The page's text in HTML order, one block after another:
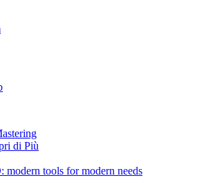
di Più
tools for modern needs